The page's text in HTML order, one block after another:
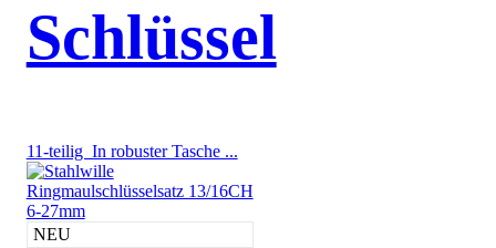
Schlüssel
11-teilig In robuster Tasche ...
NEU